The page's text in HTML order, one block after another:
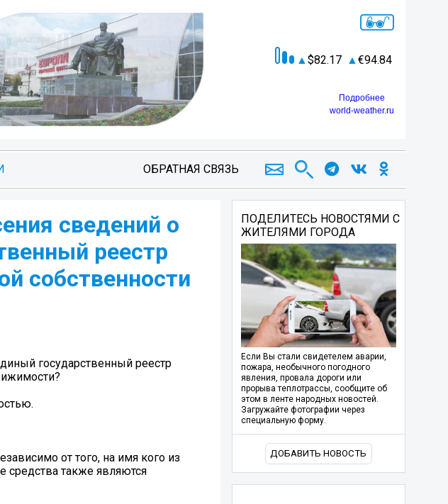
82.17 94.84
Подробнее
world-weather.ru
ОБРАТНАЯ СВЯЗЬ
сведений о
реестр
собственности
государственный реестр
от того, на имя кого из
средства также являются
ПОДЕЛИТЕСЬ НОВОСТЯМИ С
ЖИТЕЛЯМИ ГОРОДА
Если Вы стали свидетелем аварии,
пожара, необычного погодного
явления, провала дороги или
прорыва теплотрассы, сообщите об
этом в ленте народных новостей.
Загружайте фотографии через
специальную форму.
ДОБАВИТЬ НОВОСТЬ